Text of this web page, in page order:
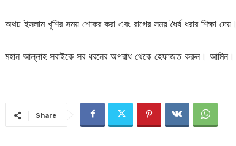
অথচ ইসলাম খুশির সময় শোকর করা এবং রাগের সময় ধৈর্য ধরার শিক্ষা দেয়।
মহান আল্লাহ সবাইকে সব ধরনের অপরাধ থেকে হেফাজত করুন। আমিন।
Share